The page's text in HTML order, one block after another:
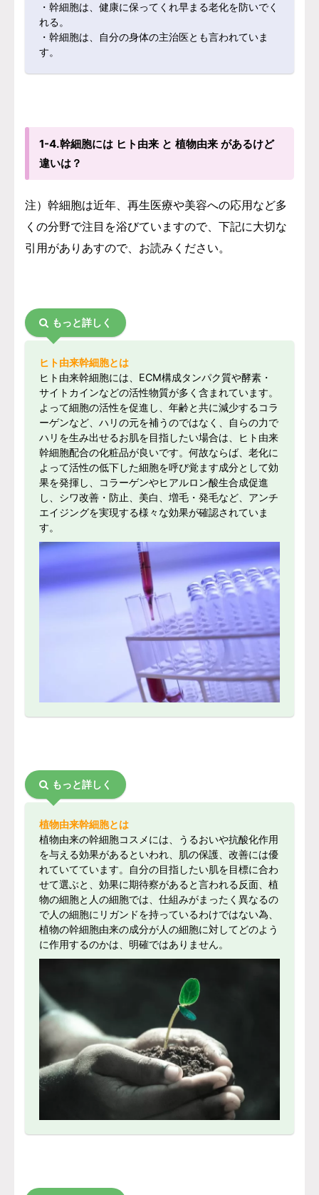
・幹細胞は、健康に保ってくれ早まる老化を防いでく
れる。
・幹細胞は、自分の身体の主治医とも言われていま
す。
1-4.幹細胞には ヒト由来 と 植物由来 があるけど
違いは？
注）幹細胞は近年、再生医療や美容への応用など多
くの分野で注目を浴びていますので、下記に大切な
引用がありあすので、お読みください。
もっと詳しく
ヒト由来幹細胞とは
ヒト由来幹細胞には、ECM構成タンパク質や酵素・
サイトカインなどの活性物質が多く含まれています。
よって細胞の活性を促進し、年齢と共に減少するコラ
ーゲンなど、ハリの元を補うのではなく、自らの力で
ハリを生み出せるお肌を目指したい場合は、ヒト由来
幹細胞配合の化粧品が良いです。何故ならば、老化に
よって活性の低下した細胞を呼び覚ます成分として効
果を発揮し、コラーゲンやヒアルロン酸生合成促進
し、シワ改善・防止、美白、増毛・発毛など、アンチ
エイジングを実現する様々な効果が確認されていま
す。
もっと詳しく
植物由来幹細胞とは
植物由来の幹細胞コスメには、うるおいや抗酸化作用
を与える効果があるといわれ、肌の保護、改善には優
れていてています。自分の目指したい肌を目標に合わ
せて選ぶと、効果に期待察があると言われる反面、植
物の細胞と人の細胞では、仕組みがまったく異なるの
で人の細胞にリガンドを持っているわけではない為、
植物の幹細胞由来の成分が人の細胞に対してどのよう
に作用するのかは、明確ではありません。